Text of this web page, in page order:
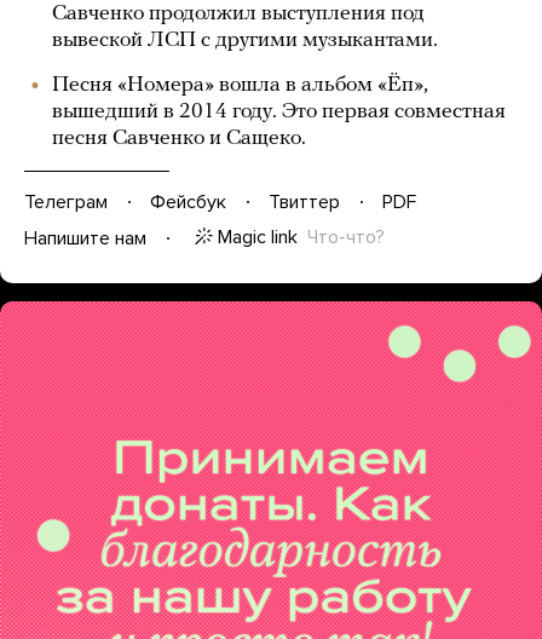
Савченко продолжил выступления под
вывеской ЛСП с другими музыкантами.
Песня «Номера» вошла в альбом «Ёп»,
вышедший в 2014 году. Это первая совместная
песня Савченко и Сащеко.
Телеграм Фейсбук Твиттер
PDF
Напишите нам
Magic link Что-что?